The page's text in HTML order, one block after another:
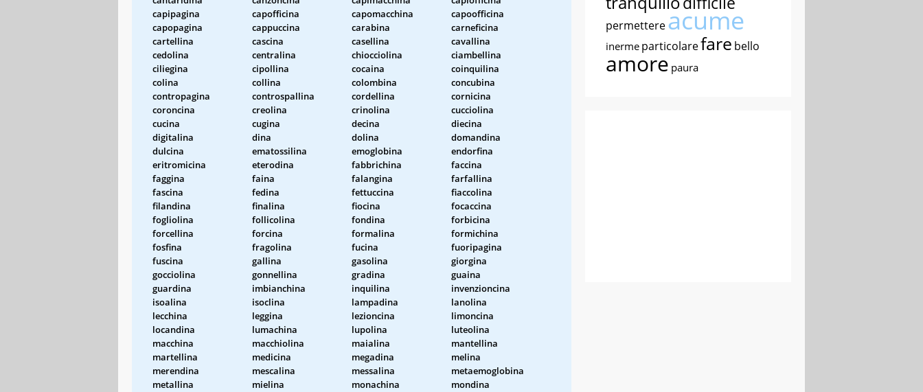
capipagina
capofficina capomacchina
capoofficina
capopagina
cappuccina carabina
carneficina
cartellina
cascina casellina
cavallina
cedolina
centralina chiocciolina
ciambellina
ciliegina
cipollina cocaina
coinquilina
colina
collina colombina
concubina
contropagina
controspallina cordellina
cornicina
coroncina
creolina crinolina
cucciolina
cucina
cugina decina
diecina
digitalina
dina dolina
domandina
dulcina
ematossilina emoglobina
endorfina
eritromicina
eterodina fabbrichina
faccina
faggina
faina falangina
farfallina
fascina
fedina fettuccina
fiaccolina
filandina
finalina fiocina
focaccina
fogliolina
follicolina fondina
forbicina
forcellina
forcina formalina
formichina
fosfina
fragolina fucina
fuoripagina
fuscina
gallina gasolina
giorgina
gocciolina
gonnellina gradina
guaina
guardina
imbianchina inquilina
invenzioncina
isoalina
isoclina lampadina
lanolina
lecchina
leggina lezioncina
limoncina
locandina
lumachina lupolina
luteolina
macchina
macchiolina maialina
mantellina
martellina
medicina megadina
melina
merendina
mescalina messalina
metaemoglobina
metallina
mielina monachina
mondina
permettereacume
inerme particolarefare bello
amore paura